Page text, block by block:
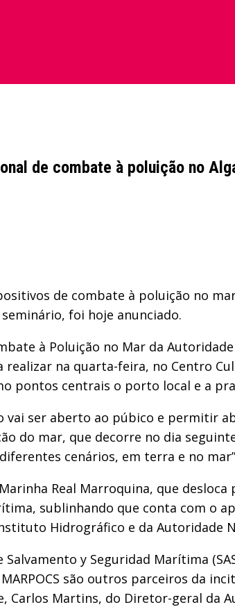
de combate à poluição no
de combate à poluição no
foi hoje anunciado.
à Poluição no Mar da
realizar na quarta-feira, no Centro
pontos centrais o porto local e a
vai ser aberto ao púbico e permitir
do mar, que decorre no dia
cenários, em terra e no
Real Marroquina, que
sublinhando que conta com o
Hidrográfico e da Autoridade
Salvamento y Seguridad Marítima
são outros parceiros da
Carlos Martins, do Diretor-geral da